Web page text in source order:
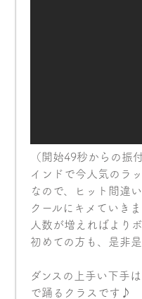
（開始49秒からの振
インドで今人気のラッ
なので、ヒット間違
クールにキメていき
人数が増えればより
初めての方も、是非
ダンスの上手い下手
で踊るクラスです♪